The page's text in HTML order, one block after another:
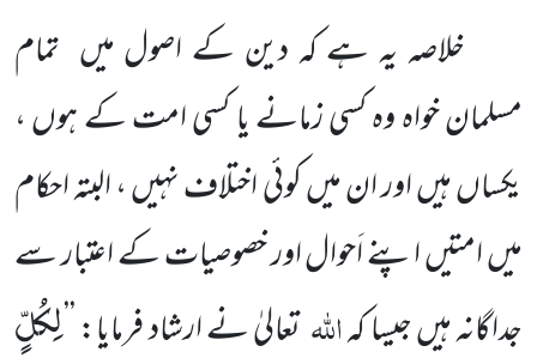
خلاصہ یہ ہے کہ دین کے اصول میں تمام
مسلمان خواہ وہ کسی زمانے یا کسی امت کے ہوں ،
یکساں ہیں اور ان میں کوئی اختلاف نہیں ، البتہ احکام
میں امتیں اپنے اَحوال اور خصوصیات کے اعتبار سے
جداگانہ ہیں جیسا کہاللہتعالیٰ نے ارشاد فرمایا: ’’لِكُلٍّ